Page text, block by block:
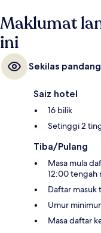
Maklumat
ini
Sekilas pandang
Saiz hotel
16 bilik
Setinggi 2
Tiba/Pulang
Masa mula
12:00 tengah
Daftar masuk
Umur
Masa daftar